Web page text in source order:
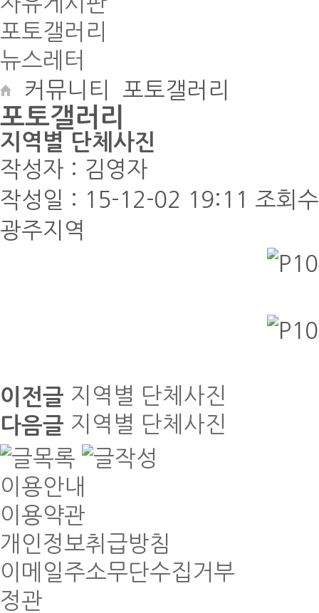
포토갤러리
뉴스레터
커뮤니티
포토갤러리
포토갤러리
지역별 단체사진
작성자 : 김영자
작성일 : 15-12-02 19:11 조회
광주지역
이전글 지역별 단체사진
다음글 지역별 단체사진
이용안내
이용약관
개인정보취급방침
이메일주소무단수집거부
정관